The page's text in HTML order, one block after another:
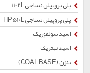
پلی پروپیلن نساجی 1102L
پلی پروپیلن نساجی HP510L
اسید سولفوریک
اسید نیتریک
بنزن (COAL BASE)